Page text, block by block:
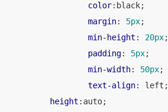
color:black;
margin: 5px;
min-height : 20px;
padding: 5px;
min-width: 50px;
text-align: left;
height :auto;